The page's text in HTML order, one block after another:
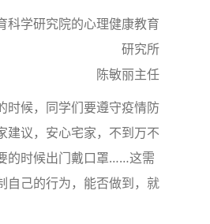
学研究院的心理健康教育
研究所
陈敏丽主任
时候，同学们要遵守疫情防
建议，安心宅家，不到万不
的时候出门戴口罩……这需
自己的行为，能否做到，就